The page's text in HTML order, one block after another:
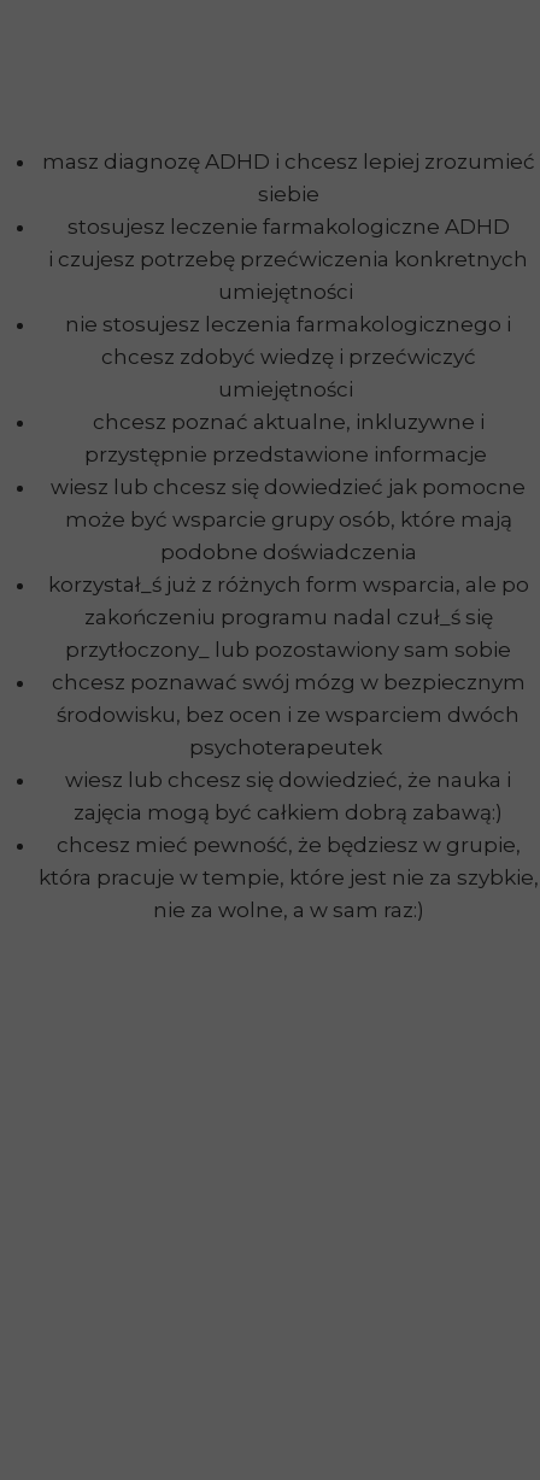
masz diagnozę ADHD i chcesz lepiej zrozumieć
siebie
stosujesz leczenie farmakologiczne ADHD
i czujesz potrzebę przećwiczenia konkretnych
umiejętności
nie stosujesz leczenia farmakologicznego i
chcesz zdobyć wiedzę i przećwiczyć
umiejętności
chcesz poznać aktualne, inkluzywne i
przystępnie przedstawione informacje
wiesz lub chcesz się dowiedzieć jak pomocne
może być wsparcie grupy osób, które mają
podobne doświadczenia
korzystał_ś już z różnych form wsparcia, ale po
zakończeniu programu nadal czuł_ś się
przytłoczony_ lub pozostawiony sam sobie
chcesz poznawać swój mózg w bezpiecznym
środowisku, bez ocen i ze wsparciem dwóch
psychoterapeutek
wiesz lub chcesz się dowiedzieć, że nauka i
zajęcia mogą być całkiem dobrą zabawą:)
chcesz mieć pewność, że będziesz w grupie,
która pracuje w tempie, które jest nie za szybkie,
nie za wolne, a w sam raz:)